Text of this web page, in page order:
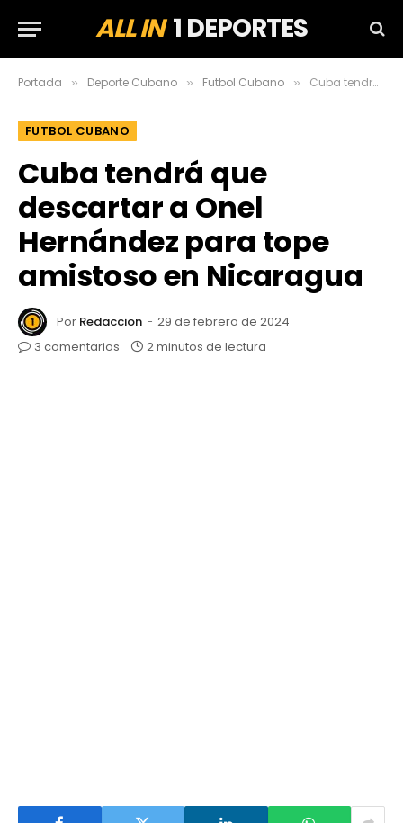
ALL IN1 DEPORTES
Portada » Deporte Cubano » Futbol Cubano » Cuba tendrá que descartar a Onel Hernández para tope amistoso en Nicaragua
FUTBOL CUBANO
Cuba tendrá que
descartar a Onel
Hernández para tope
amistoso en Nicaragua
Por Redaccion
29 de febrero de 2024
3 comentarios
2 minutos de lectura